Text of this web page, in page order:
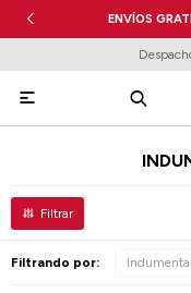
ENVÍOS

Filtrando por: